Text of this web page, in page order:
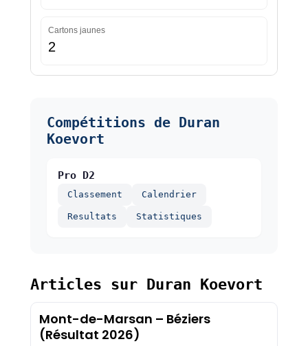
Cartons jaunes
2
Compétitions de Duran
Koevort
Pro D2
Classement Calendrier
Resultats Statistiques
Articles sur Duran Koevort
Mont-de-Marsan – Béziers
(Résultat 2026)